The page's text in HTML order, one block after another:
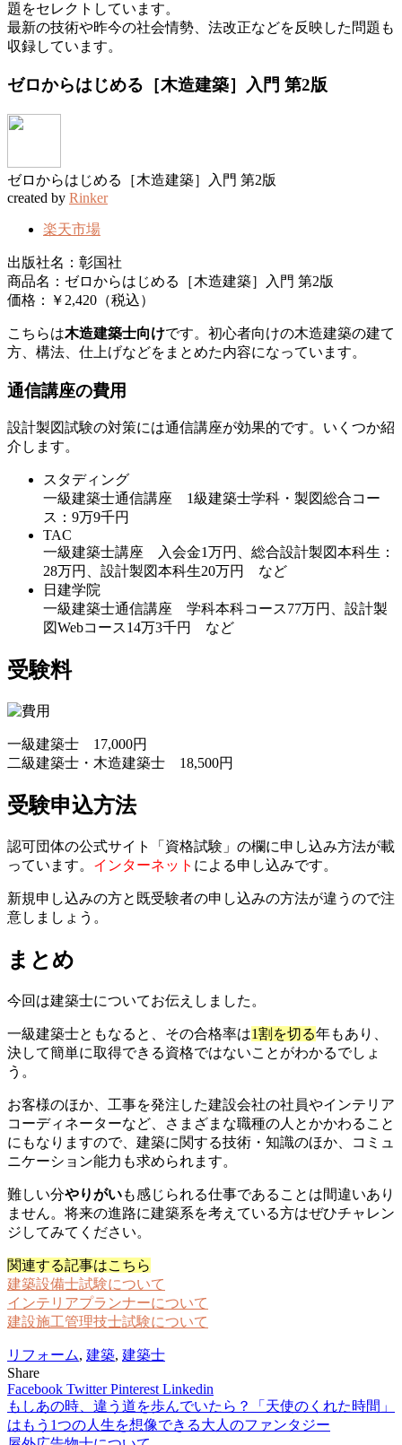
題をセレクトしています。
最新の技術や昨今の社会情勢、法改正などを反映した問題も
収録しています。
ゼロからはじめる［木造建築］入門 第2版
ゼロからはじめる［木造建築］入門 第2版
created by Rinker
楽天市場
出版社名：彰国社
商品名：ゼロからはじめる［木造建築］入門 第2版
価格：￥2,420（税込）
こちらは木造建築士向けです。初心者向けの木造建築の建て
方、構法、仕上げなどをまとめた内容になっています。
通信講座の費用
設計製図試験の対策には通信講座が効果的です。いくつか紹
介します。
スタディング
一級建築士通信講座 1級建築士学科・製図総合コー
ス：9万9千円
TAC
一級建築士講座 入会金1万円、総合設計製図本科生：
28万円、設計製図本科生20万円 など
日建学院
一級建築士通信講座 学科本科コース77万円、設計製
図Webコース14万3千円 など
受験料
一級建築士 17,000円
二級建築士・木造建築士 18,500円
受験申込方法
認可団体の公式サイト「資格試験」の欄に申し込み方法が載
っています。 インターネット による申し込みです。
新規申し込みの方と既受験者の申し込みの方法が違うので注
意しましょう。
まとめ
今回は建築士についてお伝えしました。
一級建築士ともなると、その合格率は1割を切る年もあり、
決して簡単に取得できる資格ではないことがわかるでしょ
う。
お客様のほか、工事を発注した建設会社の社員やインテリア
コーディネーターなど、さまざまな職種の人とかかわること
にもなりますので、建築に関する技術・知識のほか、コミュ
ニケーション能力も求められます。
難しい分やりがいも感じられる仕事であることは間違いあり
ません。将来の進路に建築系を考えている方はぜひチャレン
ジしてみてください。
関連する記事はこちら
建築設備士試験について
インテリアプランナーについて
建設施工管理技士試験について
リフォーム, 建築, 建築士
Share
Facebook TwitterPinterest Linkedin
投
稿
もしあの時、違う道を歩んでいたら？「天使のくれた時間」
はもう1つの人生を想像できる大人のファンタジー